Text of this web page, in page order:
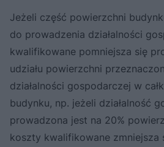
Jeżeli część powierzchni
do prowadzenia działalności
kwalifikowane pomniejsza się
udziału powierzchni
działalności gospodarczej w
budynku, np. jeżeli działalność
prowadzona jest na 20%
koszty kwalifikowane zmniejsza